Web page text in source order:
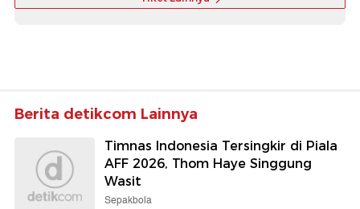
Berita detikcom Lainnya
Timnas Indonesia Tersingkir di Piala
AFF 2026, Thom Haye Singgung
Wasit
Sepakbola